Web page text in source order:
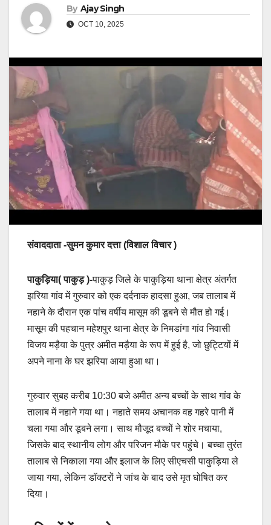
By Ajay Singh
OCT 10, 2025
संवाददाता -सुमन कुमार दत्ता (विशाल विचार )
पाकुड़िया( पाकुड़ )-पाकुड़ जिले के पाकुड़िया थाना क्षेत्र अंतर्गत
झरिया गांव में गुरुवार को एक दर्दनाक हादसा हुआ, जब तालाब में
नहाने के दौरान एक पांच वर्षीय मासूम की डूबने से मौत हो गई।
मासूम की पहचान महेशपुर थाना क्षेत्र के निमडांगा गांव निवासी
विजय मड़ैया के पुत्र अमीत मड़ैया के रूप में हुई है, जो छुट्टियों में
अपने नाना के घर झरिया आया हुआ था।
गुरुवार सुबह करीब 10:30 बजे अमीत अन्य बच्चों के साथ गांव के
तालाब में नहाने गया था। नहाते समय अचानक वह गहरे पानी में
चला गया और डूबने लगा। साथ मौजूद बच्चों ने शोर मचाया,
जिसके बाद स्थानीय लोग और परिजन मौके पर पहुंचे। बच्चा तुरंत
तालाब से निकाला गया और इलाज के लिए सीएचसी पाकुड़िया ले
जाया गया, लेकिन डॉक्टरों ने जांच के बाद उसे मृत घोषित कर
दिया।